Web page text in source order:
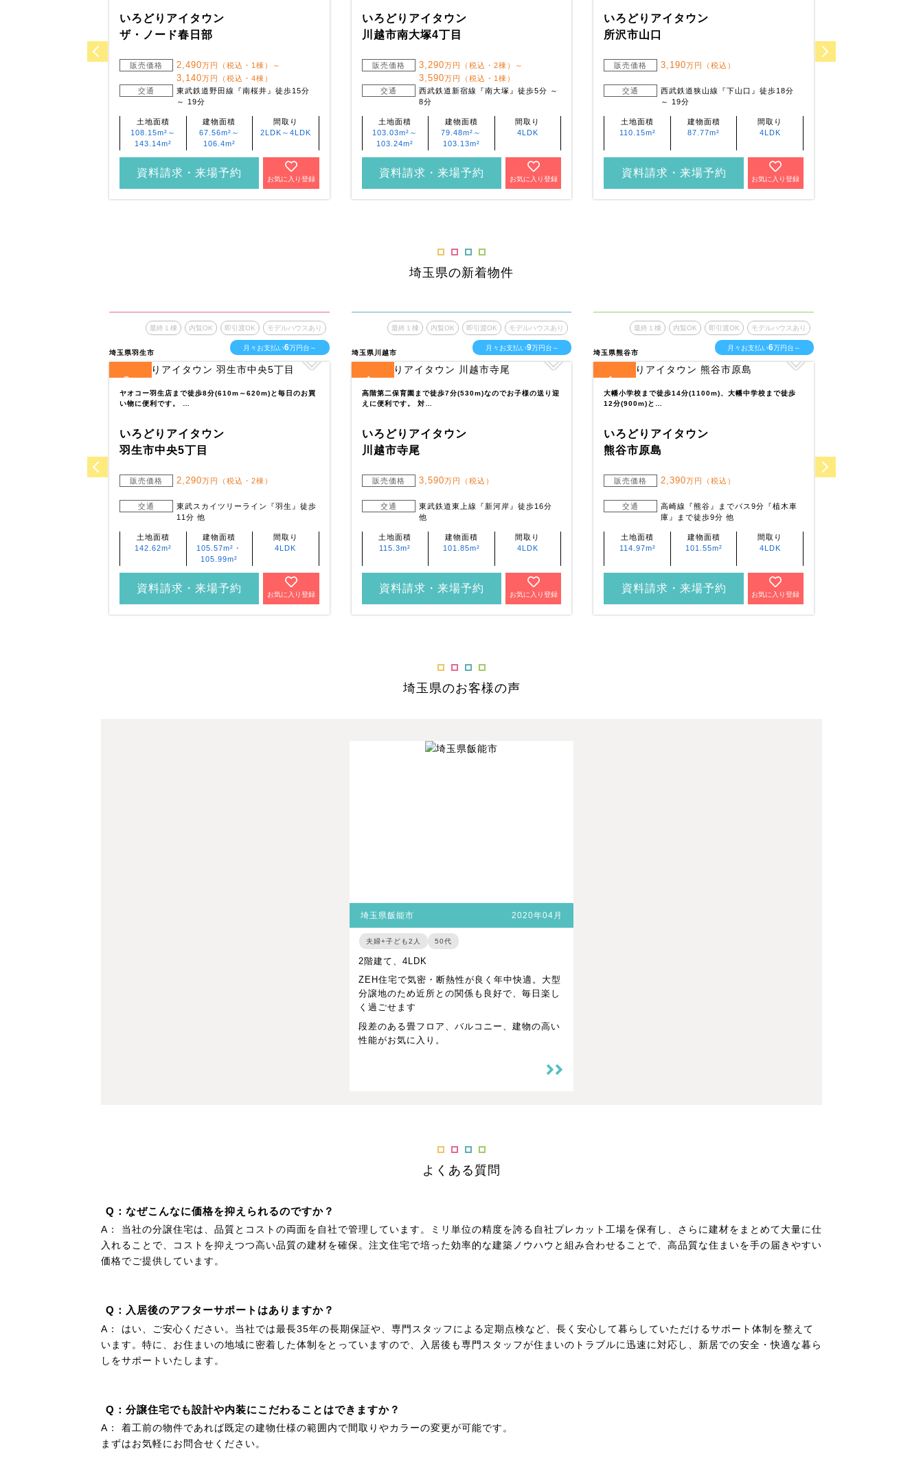
いろどりアイタウン
ザ・ノード春日部
販売価格 2,490万円（税込・1棟）～
3,140万円（税込・4棟）
交通
東武鉄道野田線『南桜井』徒歩15分
～ 19分
土地面積
108.15m²～
143.14m²
建物面積
67.56m²～
106.4m²
間取り
2LDK～4LDK
資料請求・来場予約
お気に入り登録
いろどりアイタウン
川越市南大塚4丁目
販売価格 3,290万円（税込・2棟）～
3,590万円（税込・1棟）
交通
西武鉄道新宿線『南大塚』徒歩5分 ～
8分
土地面積
103.03m²～
103.24m²
建物面積
79.48m²～
103.13m²
間取り
4LDK
資料請求・来場予約
お気に入り登録
いろどりアイタウン
所沢市山口
販売価格 3,190万円（税込）
交通
西武鉄道狭山線『下山口』徒歩18分
～ 19分
土地面積
110.15m²
建物面積
87.77m²
間取り
4LDK
資料請求・来場予約
お気に入り登録
埼玉県の新着物件
埼玉県羽生市
最終１棟 内覧OK 即引渡OK モデルハウスあり
月々お支払い6万円台～
2
ヤオコー羽生店まで徒歩8分(610m～620m)と毎日のお買
い物に便利です。 …
いろどりアイタウン
羽生市中央5丁目
販売価格 2,290万円（税込・2棟）
交通
東武スカイツリーライン『羽生』徒歩
11分 他
土地面積
142.62m²
建物面積
105.57m²・
105.99m²
間取り
4LDK
資料請求・来場予約
お気に入り登録
埼玉県川越市
最終１棟 内覧OK 即引渡OK モデルハウスあり
月々お支払い9万円台～
1
高階第二保育園まで徒歩7分(530m)なのでお子様の送り迎
えに便利です。 対…
いろどりアイタウン
川越市寺尾
販売価格 3,590万円（税込）
交通
東武鉄道東上線『新河岸』徒歩16分
他
土地面積
115.3m²
建物面積
101.85m²
間取り
4LDK
資料請求・来場予約
お気に入り登録
埼玉県熊谷市
最終１棟 内覧OK 即引渡OK モデルハウスあり
月々お支払い6万円台～
1
大幡小学校まで徒歩14分(1100m)、大幡中学校まで徒歩
12分(900m)と…
いろどりアイタウン
熊谷市原島
販売価格 2,390万円（税込）
交通
高崎線『熊谷』までバス9分『植木車
庫』まで徒歩9分 他
土地面積
114.97m²
建物面積
101.55m²
間取り
4LDK
資料請求・来場予約
お気に入り登録
埼玉県のお客様の声
埼玉県飯能市 2020年04月
夫婦+子ども2人 50代
2階建て、4LDK
ZEH住宅で気密・断熱性が良く年中快適。大型
分譲地のため近所との関係も良好で、毎日楽し
く過ごせます
段差のある畳フロア、バルコニー、建物の高い
性能がお気に入り。
よくある質問
Q：なぜこんなに価格を抑えられるのですか？
A： 当社の分譲住宅は、品質とコストの両面を自社で管理しています。ミリ単位の精度を誇る自社プレカット工場を保有し、さらに建材をまとめて大量に仕
入れることで、コストを抑えつつ高い品質の建材を確保。注文住宅で培った効率的な建築ノウハウと組み合わせることで、高品質な住まいを手の届きやすい
価格でご提供しています。
Q：入居後のアフターサポートはありますか？
A： はい、ご安心ください。当社では最長35年の長期保証や、専門スタッフによる定期点検など、長く安心して暮らしていただけるサポート体制を整えて
います。特に、お住まいの地域に密着した体制をとっていますので、入居後も専門スタッフが住まいのトラブルに迅速に対応し、新居での安全・快適な暮ら
しをサポートいたします。
Q：分譲住宅でも設計や内装にこだわることはできますか？
A： 着工前の物件であれば既定の建物仕様の範囲内で間取りやカラーの変更が可能です。
まずはお気軽にお問合せください。